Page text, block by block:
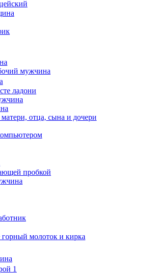
мужчина
ладони
отца, сына и дочери
пробкой
молоток и кирка
1